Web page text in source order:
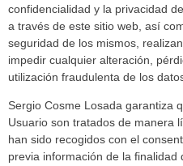
confidencialidad y la privacidad
a través de este sitio web, así
seguridad de los mismos,
impedir cualquier alteración,
utilización fraudulenta de los
Sergio Cosme Losada garantiza
Usuario son tratados de manera
han sido recogidos con el
previa información de la finalidad